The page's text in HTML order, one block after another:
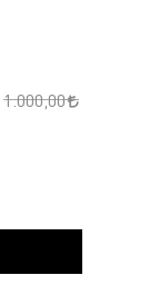
1.000,00